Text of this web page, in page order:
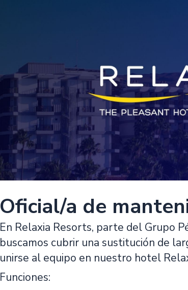
Oficial/a de
En Relaxia Resorts, parte del Grupo
buscamos cubrir una sustitución de
unirse al equipo en nuestro hotel
Funciones: